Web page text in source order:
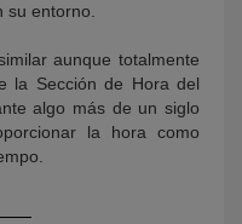
entorno.
aunque totalmente
la Sección de Hora del
algo más de un siglo
la hora como